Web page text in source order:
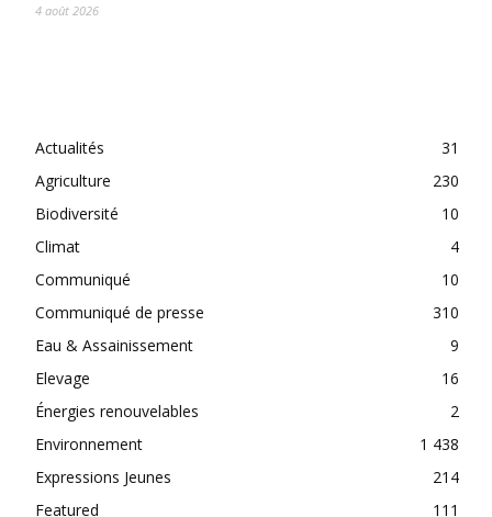
4 août 2026
Actualités
31
Agriculture
230
Biodiversité
10
Climat
4
Communiqué
10
Communiqué de presse
310
Eau & Assainissement
9
Elevage
16
Énergies renouvelables
2
Environnement
1 438
Expressions Jeunes
214
Featured
111